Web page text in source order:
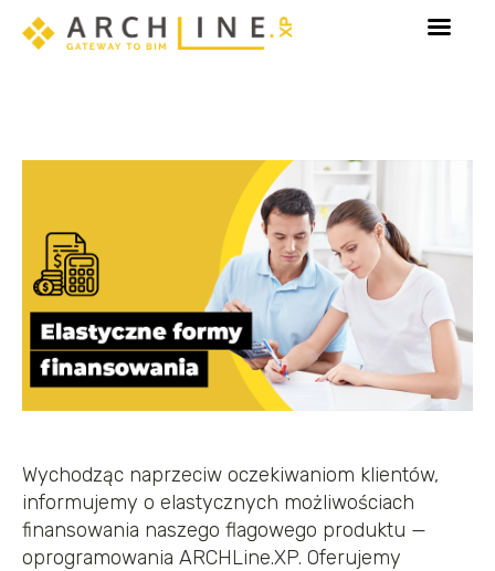
Poznaj Sketch Mode - tryb dedykowany edycji
Wychodząc naprzeciw oczekiwaniom klientów,
informujemy o elastycznych możliwościach
finansowania naszego flagowego produktu —
oprogramowania ARCHLine.XP. Oferujemy